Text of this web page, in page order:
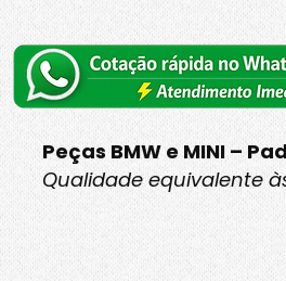
Peças BMW e MINI –
Qualidade equivalente